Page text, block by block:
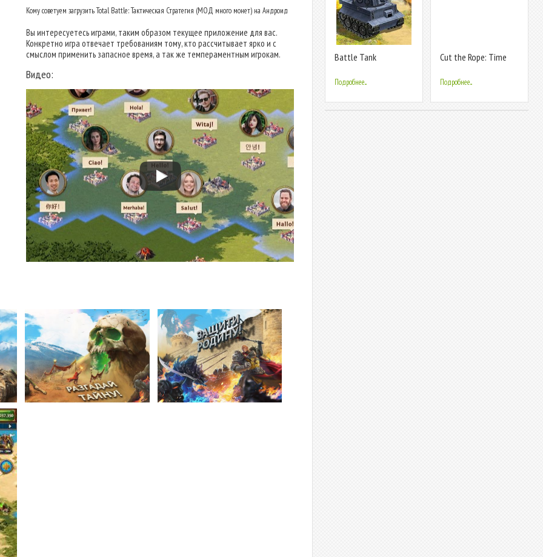
Кому советуем загрузить Total Battle: Тактическая Стратегия (МОД много монет) на Андроид
Вы интересуетесь играми, таким образом текущее приложение для вас.
Конкретно игра отвечает требованиям тому, кто рассчитывает ярко и с
смыслом применить запасное время, а так же темпераментным игрокам.
Видео:
Battle Tank
Подробнее...
Cut the Rope: Time
Подробнее...